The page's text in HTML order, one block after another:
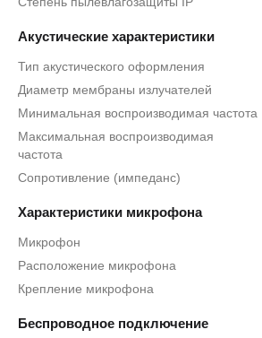
Акустические характеристики
Тип акустического оформления
Диаметр мембраны излучателей
Минимальная воспроизводимая частота
Максимальная воспроизводимая
частота
Сопротивление (импеданс)
Характеристики микрофона
Микрофон
Расположение микрофона
Крепление микрофона
Беспроводное подключение